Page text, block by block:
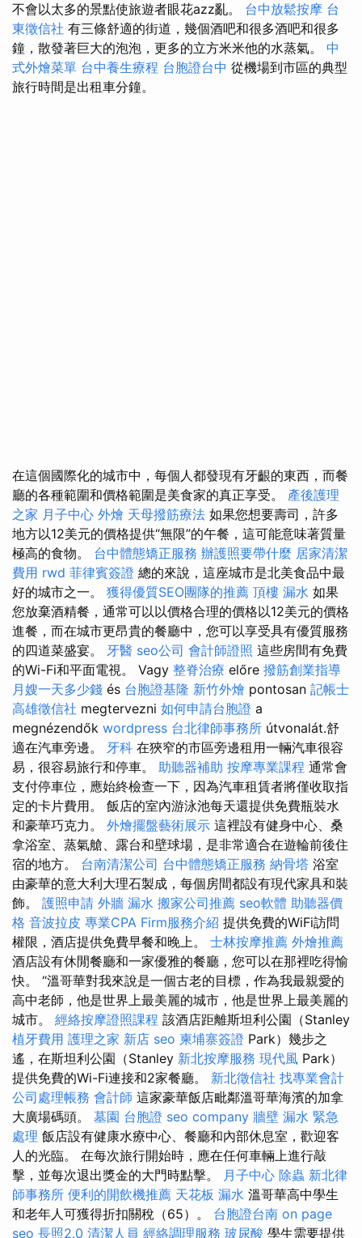
不會以太多的景點使旅遊者眼花azz亂。 台中放鬆按摩 台
東徵信社 有三條舒適的街道，幾個酒吧和很多酒吧和很多
鐘，散發著巨大的泡泡，更多的立方米米他的水蒸氣。 中
式外燴菜單 台中養生療程 台胞證台中 從機場到市區的典型
旅行時間是出租車分鐘。
在這個國際化的城市中，每個人都發現有牙齦的東西，而餐
廳的各種範圍和價格範圍是美食家的真正享受。 產後護理
之家 月子中心 外燴 天母撥筋療法 如果您想要壽司，許多
地方以12美元的價格提供“無限”的午餐，這可能意味著質量
極高的食物。 台中體態矯正服務 辦護照要帶什麼 居家清潔
費用 rwd 菲律賓簽證 總的來說，這座城市是北美食品中最
好的城市之一。 獲得優質SEO團隊的推薦 頂樓 漏水 如果
您放棄酒精餐，通常可以以價格合理的價格以12美元的價格
進餐，而在城市更昂貴的餐廳中，您可以享受具有優質服務
的四道菜盛宴。 牙醫 seo公司 會計師證照 這些房間有免費
的Wi-Fi和平面電視。 Vagy 整脊治療 előre 撥筋創業指導
月嫂一天多少錢 és 台胞證基隆 新竹外燴 pontosan 記帳士
高雄徵信社 megtervezni 如何申請台胞證 a
megnézendők wordpress 台北律師事務所 útvonalát.舒
適在汽車旁邊。 牙科 在狹窄的市區旁邊租用一輛汽車很容
易，很容易旅行和停車。 助聽器補助 按摩專業課程 通常會
支付停車位，應始終檢查一下，因為汽車租賃者將僅收取指
定的卡片費用。 飯店的室內游泳池每天還提供免費瓶裝水
和豪華巧克力。 外燴擺盤藝術展示 這裡設有健身中心、桑
拿浴室、蒸氣艙、露台和壁球場，是非常適合在遊輪前後住
宿的地方。 台南清潔公司 台中體態矯正服務 納骨塔 浴室
由豪華的意大利大理石製成，每個房間都設有現代家具和裝
飾。 護照申請 外牆 漏水 搬家公司推薦 seo軟體 助聽器價
格 音波拉皮 專業CPA Firm服務介紹 提供免費的WiFi訪問
權限，酒店提供免費早餐和晚上。 士林按摩推薦 外燴推薦
酒店設有休閒餐廳和一家優雅的餐廳，您可以在那裡吃得愉
快。 “溫哥華對我來說是一個古老的目標，作為我最親愛的
高中老師，他是世界上最美麗的城市，他是世界上最美麗的
城市。 經絡按摩證照課程 該酒店距離斯坦利公園（Stanley
植牙費用 護理之家 新店 seo 柬埔寨簽證 Park）幾步之
遙，在斯坦利公園（Stanley 新北按摩服務 現代風 Park）
提供免費的Wi-Fi連接和2家餐廳。 新北徵信社 找專業會計
公司處理帳務 會計師 這家豪華飯店毗鄰溫哥華海濱的加拿
大廣場碼頭。 墓園 台胞證 seo company 牆壁 漏水 緊急
處理 飯店設有健康水療中心、餐廳和內部休息室，歡迎客
人的光臨。 在每次旅行開始時，應在任何車輛上進行敲
擊，並每次退出獎金的大門時點擊。 月子中心 除蟲 新北律
師事務所 便利的開飲機推薦 天花板 漏水 溫哥華高中學生
和老年人可獲得折扣關稅（65）。 台胞證台南 on page
seo 長照2.0 清潔人員 經絡調理服務 玻尿酸 學生需要提供